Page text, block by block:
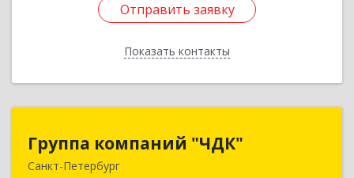
Отправить заявку
Показать контакты
Отправить заявку
Назад
Группа компаний "ЧДК"
Санкт-Петербург
Группа компаний "ЧДК"
191119, Санкт-Петербург г, вн.тер.г.